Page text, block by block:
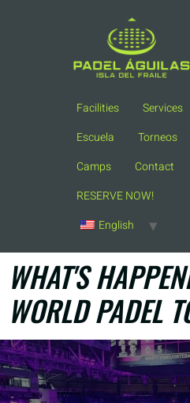
Facilities
Services
Escuela
Torneos
Camps
Contact
RESERVE NOW!
English
WHAT'S
WORLD PADEL